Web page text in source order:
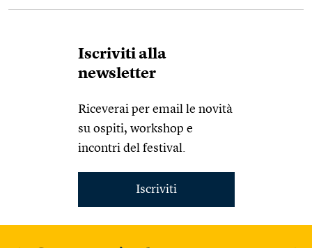
Iscriviti alla
newsletter
Riceverai per email le novità
su ospiti, workshop e
incontri del festival.
Iscriviti